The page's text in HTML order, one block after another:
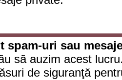
spam-uri sau
să auzim acest
de siguranţă